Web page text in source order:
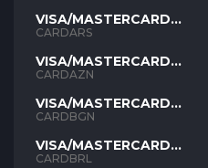
VISA/MASTERCARD
ARS
CARDARS
VISA/MASTERCARD
AZN
CARDAZN
VISA/MASTERCARD
BGN
CARDBGN
VISA/MASTERCARD
BRL
CARDBRL